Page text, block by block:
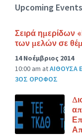
Upcoming Events
Σειρά ημερίδων
των μελών σε
14 Νοέμβριος 2014
10:00 am atΑΙΘΟΥΣΑ
3ΟΣ ΟΡΟΦΟΣ